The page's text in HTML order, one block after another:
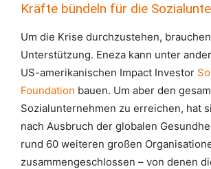
Kräfte bündeln für die
Um die Krise durchzustehen,
Unterstützung. Eneza kann unter
US-amerikanischen Impact Investor
Foundation bauen. Um aber den
Sozialunternehmen zu erreichen, hat
nach Ausbruch der globalen
rund 60 weiteren großen
zusammengeschlossen – von denen